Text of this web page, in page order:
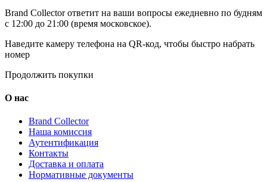
Brand Collector ответит на ваши вопросы ежедневно по будням
с 12:00 до 21:00 (время московское).
Наведите камеру телефона на QR-код, чтобы быстро набрать
номер
Продолжить покупки
О нас
Brand Collector
Наша комиссия
Аутентификация
Контакты
Доставка и оплата
Нормативные документы